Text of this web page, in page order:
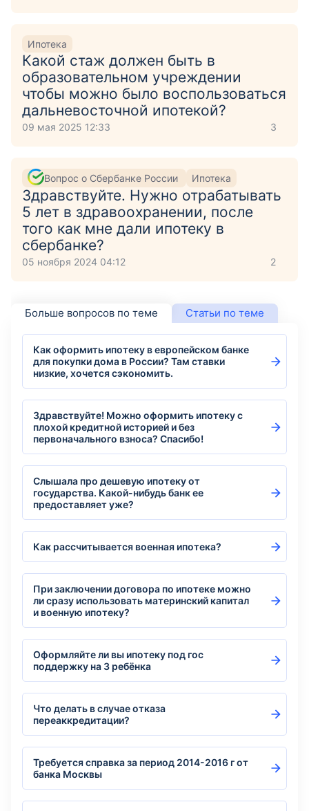
Ипотека
Какой стаж должен быть в
образовательном учреждении
чтобы можно было воспользоваться
дальневосточной ипотекой?
09 мая 2025 12:33 3
Вопрос о Сбербанке России Ипотека
Здравствуйте. Нужно отрабатывать
5 лет в здравоохранении, после
того как мне дали ипотеку в
сбербанке?
05 ноября 2024 04:12 2
Больше вопросов по теме Статьи по теме
Как оформить ипотеку в европейском банке
для покупки дома в России? Там ставки
низкие, хочется сэкономить.
Здравствуйте! Можно оформить ипотеку с
плохой кредитной историей и без
первоначального взноса? Спасибо!
Слышала про дешевую ипотеку от
государства. Какой-нибудь банк ее
предоставляет уже?
Как рассчитывается военная ипотека?
При заключении договора по ипотеке можно
ли сразу использовать материнский капитал
и военную ипотеку?
Оформляйте ли вы ипотеку под гос
поддержку на 3 ребёнка
Что делать в случае отказа
переаккредитации?
Требуется справка за период 2014-2016 г от
банка Москвы